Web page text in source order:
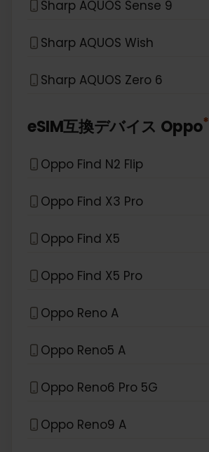
Sharp AQUOS Sense 9
Sharp AQUOS Wish
Sharp AQUOS Zero 6
eSIM互換デバイス Oppo*
Oppo Find N2 Flip
Oppo Find X3 Pro
Oppo Find X5
Oppo Find X5 Pro
Oppo Reno A
Oppo Reno5 A
Oppo Reno6 Pro 5G
Oppo Reno9 A